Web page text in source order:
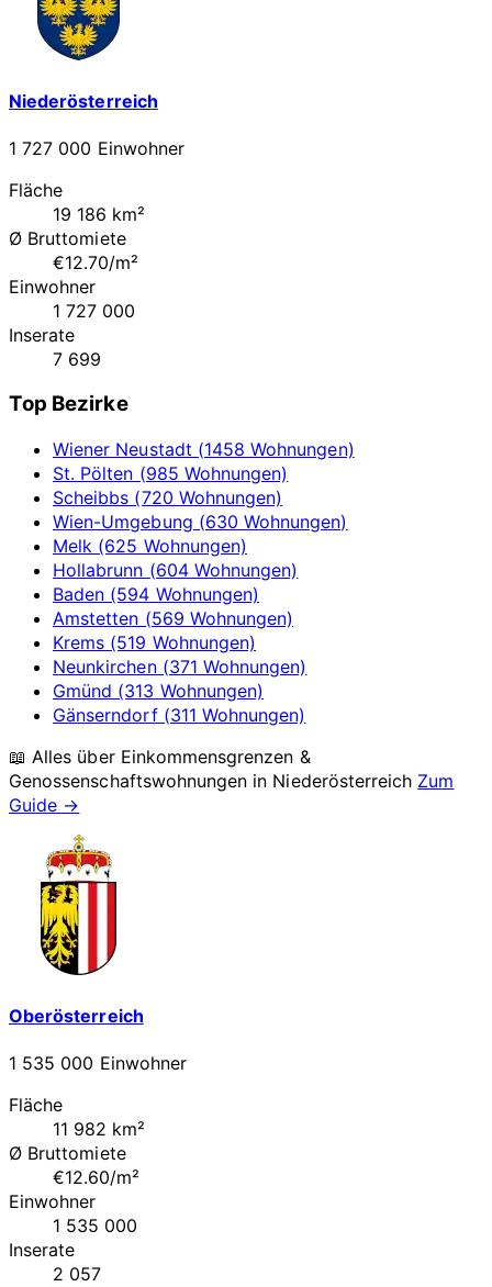
Niederösterreich
1 727 000 Einwohner
Fläche
19 186 km²
Ø Bruttomiete
€12.70/m²
Einwohner
1 727 000
Inserate
7 699
Top Bezirke
Wiener Neustadt (1458 Wohnungen)
St. Pölten (985 Wohnungen)
Scheibbs (720 Wohnungen)
Wien-Umgebung (630 Wohnungen)
Melk (625 Wohnungen)
Hollabrunn (604 Wohnungen)
Baden (594 Wohnungen)
Amstetten (569 Wohnungen)
Krems (519 Wohnungen)
Neunkirchen (371 Wohnungen)
Gmünd (313 Wohnungen)
Gänserndorf (311 Wohnungen)
📖 Alles über Einkommensgrenzen &
Genossenschaftswohnungen in Niederösterreich Zum
Guide →
Oberösterreich
1 535 000 Einwohner
Fläche
11 982 km²
Ø Bruttomiete
€12.60/m²
Einwohner
1 535 000
Inserate
2 057